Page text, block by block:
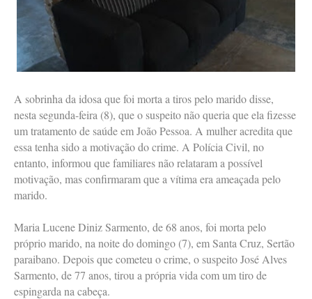
A sobrinha da idosa que foi morta a tiros pelo marido disse,
nesta segunda-feira (8), que o suspeito não queria que ela fizesse
um tratamento de saúde em João Pessoa. A mulher acredita que
essa tenha sido a motivação do crime. A Polícia Civil, no
entanto, informou que familiares não relataram a possível
motivação, mas confirmaram que a vítima era ameaçada pelo
marido.
Maria Lucene Diniz Sarmento, de 68 anos, foi morta pelo
próprio marido, na noite do domingo (7), em Santa Cruz, Sertão
paraibano. Depois que cometeu o crime, o suspeito José Alves
Sarmento, de 77 anos, tirou a própria vida com um tiro de
espingarda na cabeça.